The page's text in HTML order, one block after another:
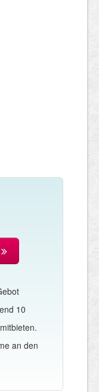
10
an den